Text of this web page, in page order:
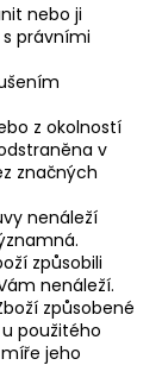
nebo ji
právními
z okolností
v
značných
nenáleží
způsobili
nenáleží.
způsobené
použitého
jeho